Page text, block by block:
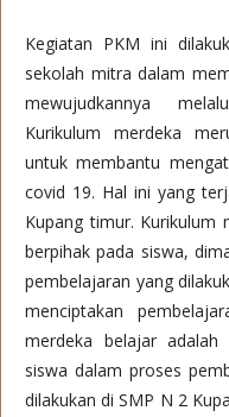
Kegiatan PKM ini
sekolah mitra dalam
mewujudkannya
Kurikulum merdeka
untuk membantu
covid 19. Hal ini yang
Kupang timur. Kurikulum
berpihak pada siswa,
pembelajaran yang
menciptakan
merdeka belajar
siswa dalam proses
dilakukan di SMP N 2